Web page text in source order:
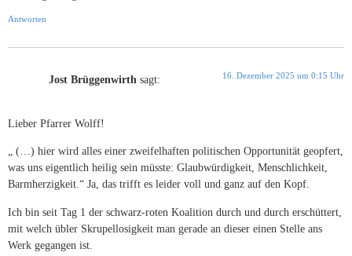
Antworten
Jost Brüggenwirth sagt: 16. Dezember 2025 um 0:15 Uhr
Lieber Pfarrer Wolff!
„ (…) hier wird alles einer zweifelhaften politischen Opportunität geopfert,
was uns eigentlich heilig sein müsste: Glaubwürdigkeit, Menschlichkeit,
Barmherzigkeit.“ Ja, das trifft es leider voll und ganz auf den Kopf.
Ich bin seit Tag 1 der schwarz-roten Koalition durch und durch erschüttert,
mit welch übler Skrupellosigkeit man gerade an dieser einen Stelle ans
Werk gegangen ist.